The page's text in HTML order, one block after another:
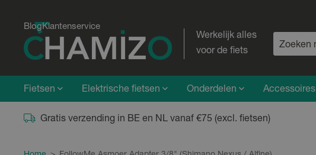
BlogKlantenservice
Werkelijk alles
voor de fiets
Fietsen Elektrische fietsen Onderdelen Accessoires
Gratis verzending in BE en NL vanaf €75 (excl. fietsen)